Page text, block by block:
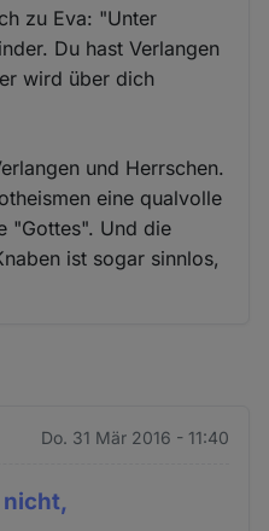
zu Eva: "Unter
Du hast Verlangen
wird über dich
und Herrschen.
eine qualvolle
"Gottes". Und die
ist sogar sinnlos,
Do. 31 Mär 2016 - 11:40
nicht,